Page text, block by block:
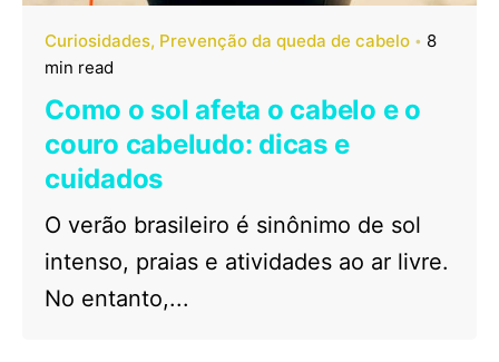
Curiosidades Prevenção da queda de cabelo
8
min read
Como o sol afeta o cabelo e o
couro cabeludo: dicas e
cuidados
O verão brasileiro é sinônimo de sol
intenso, praias e atividades ao ar livre.
No entanto,...